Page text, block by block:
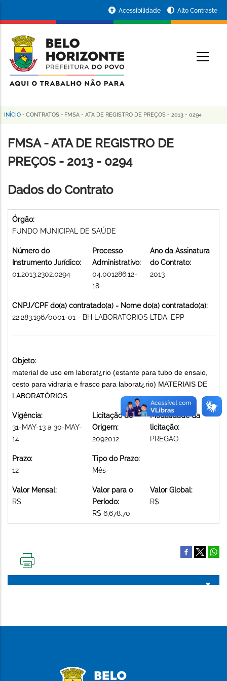
conteúdo
principal
da
Prefeitura
de
Horizonte
Acessibilidade Alto Contraste
Trilha
de
navegação
INÍCIO - CONTRATOS - FMSA - ATA DE REGISTRO DE PREÇOS - 2013 - 0294
FMSA - ATA DE REGISTRO DE
PREÇOS - 2013 - 0294
Dados do Contrato
Órgão:
FUNDO MUNICIPAL DE SAÚDE
Número do
Instrumento Jurídico:
01.2013.2302.0294
Processo
Administrativo:
04.001286.12-
18
Ano da Assinatura
do Contrato:
2013
CNPJ/CPF do(a) contratado(a) - Nome do(a) contratado(a):
22.283.196/0001-01 - BH LABORATORIOS LTDA. EPP
Objeto:
material de uso em laborat¿rio (estante para tubo de ensaio,
cesto para vidraria e frasco para laborat¿rio) MATERIAIS DE
LABORATÓRIOS
Vigência:
31-MAY-13 a 30-MAY-
14
Licitação de
Origem:
2092012
Modalidade da
licitação:
PREGAO
Prazo:
12
Tipo do Prazo:
Mês
Valor Mensal:
R$
Valor para o
Período:
R$ 6,678.70
Valor Global:
R$
PÁGINA